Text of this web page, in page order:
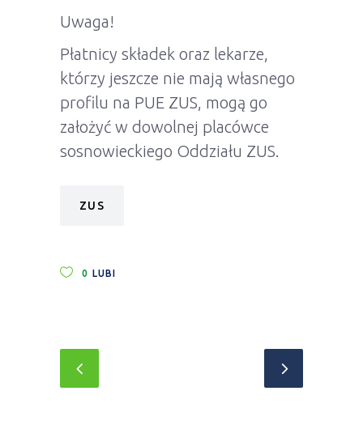
Uwaga!
Płatnicy składek oraz lekarze,
którzy jeszcze nie mają własnego
profilu na PUE ZUS, mogą go
założyć w dowolnej placówce
sosnowieckiego Oddziału ZUS.
ZUS
0 LUBI